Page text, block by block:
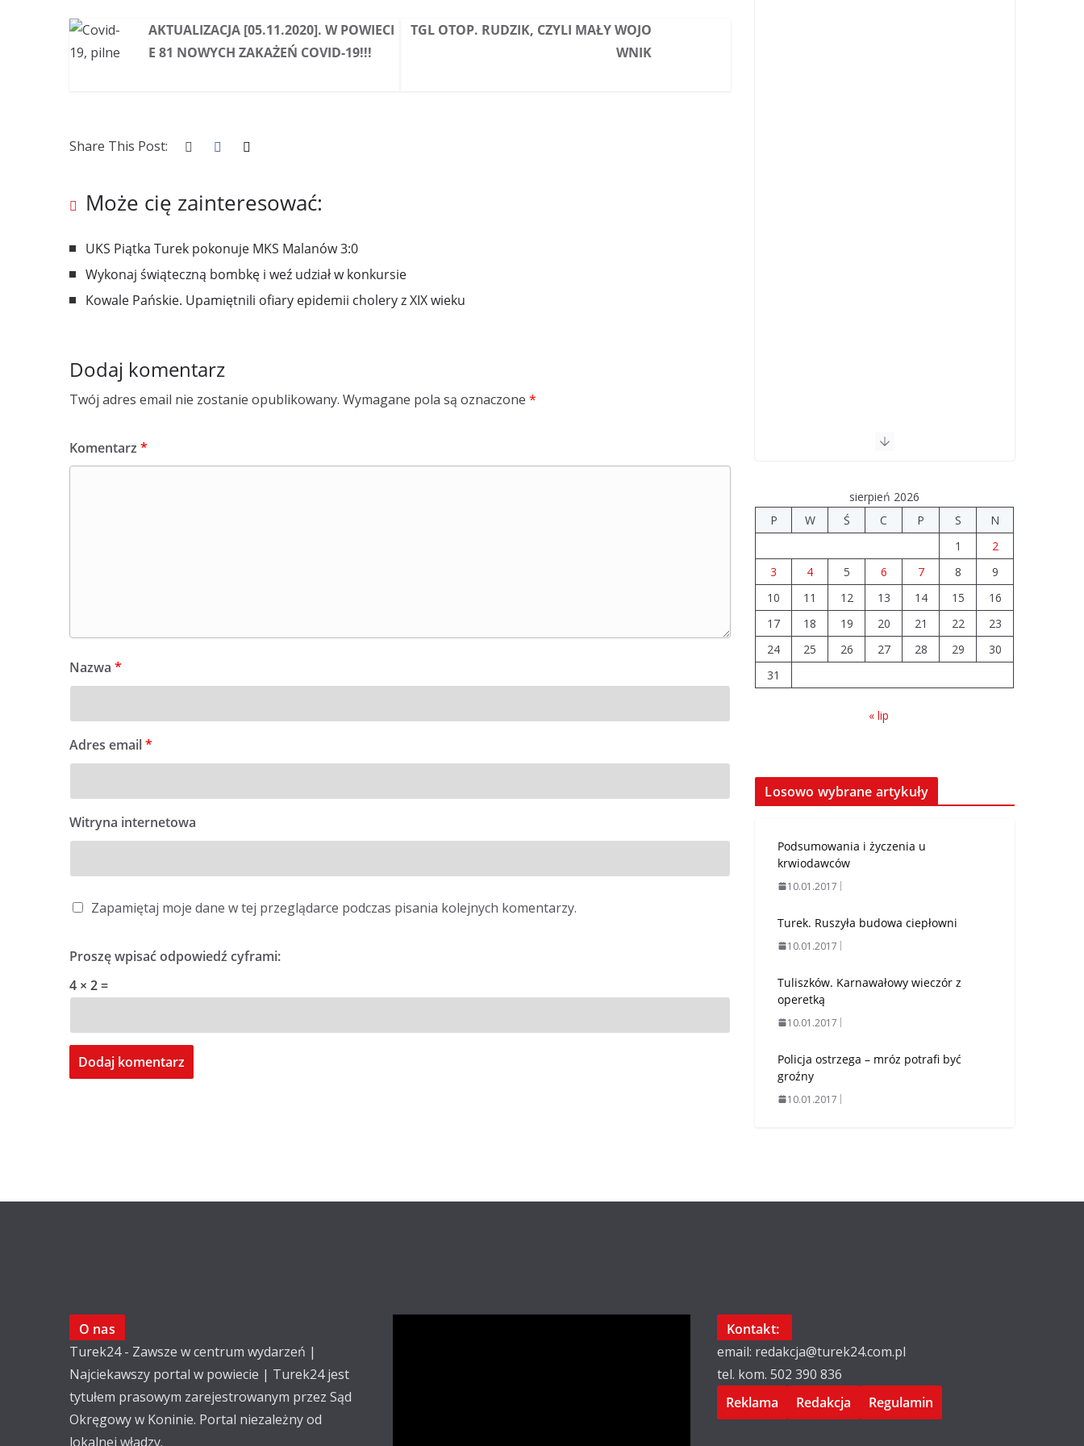
AKTUALIZACJA [05.11.2020]. W POWIECI
E 81 NOWYCH ZAKAŻEŃ COVID-19!!!
TGL OTOP. RUDZIK, CZYLI MAŁY WOJO
WNIK
Share This Post:
Może cię zainteresować:
UKS Piątka Turek pokonuje MKS Malanów 3:0
Wykonaj świąteczną bombkę i weź udział w konkursie
Kowale Pańskie. Upamiętnili ofiary epidemii cholery z XIX wieku
Dodaj komentarz
Twój adres email nie zostanie opublikowany. Wymagane pola są oznaczone *
Komentarz *
Nazwa *
Adres email*
Witryna internetowa
Zapamiętaj moje dane w tej przeglądarce podczas pisania kolejnych komentarzy.
Proszę wpisać odpowiedź cyframi:
4 × 2 =
sierpień 2026
P
W Ś C P S
N
1
2
3
4 5 6 7 8
9
10
11 12 13 14 15
16
17
18 19 20 21 22
23
24
25 26 27 28 29
30
31
« lip
Losowo wybrane artykuły
Podsumowania i życzenia u
krwiodawców
10.01.2017
Turek. Ruszyła budowa ciepłowni
10.01.2017
Tuliszków. Karnawałowy wieczór z
operetką
10.01.2017
Policja ostrzega – mróz potrafi być
groźny
10.01.2017
O nas
Turek24 - Zawsze w centrum wydarzeń |
Najciekawszy portal w powiecie | Turek24 jest
tytułem prasowym zarejestrowanym przez Sąd
Okręgowy w Koninie. Portal niezależny od
lokalnej władzy.
Kontakt:
email: redakcja@turek24.com.pl
tel. kom. 502 390 836
Reklama
Redakcja Regulamin